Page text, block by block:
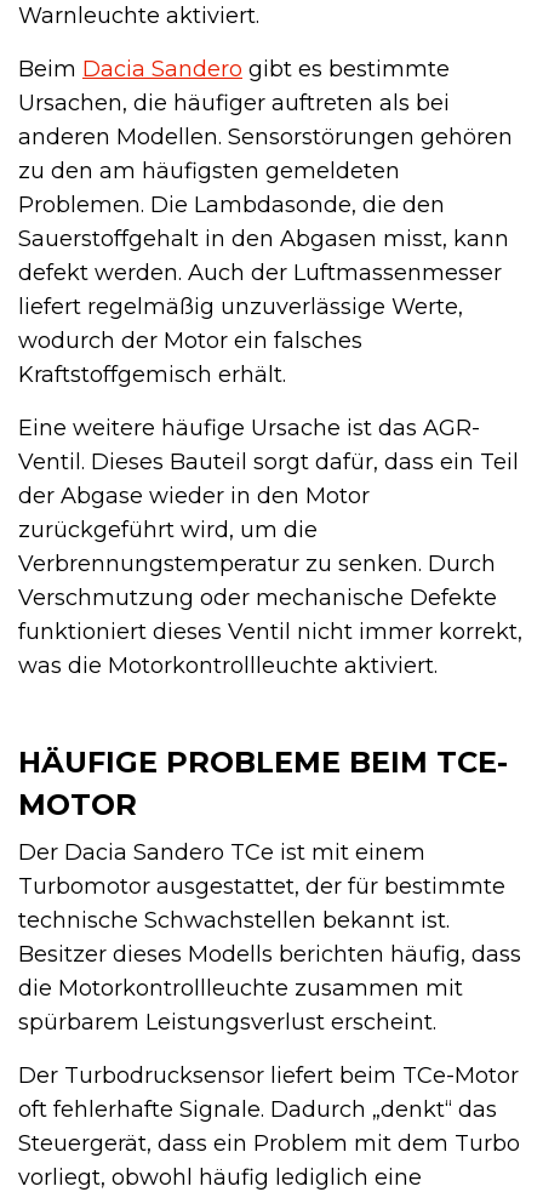
Warnleuchte aktiviert.
Beim Dacia Sandero gibt es bestimmte
Ursachen, die häufiger auftreten als bei
anderen Modellen. Sensorstörungen gehören
zu den am häufigsten gemeldeten
Problemen. Die Lambdasonde, die den
Sauerstoffgehalt in den Abgasen misst, kann
defekt werden. Auch der Luftmassenmesser
liefert regelmäßig unzuverlässige Werte,
wodurch der Motor ein falsches
Kraftstoffgemisch erhält.
Eine weitere häufige Ursache ist das AGR-
Ventil. Dieses Bauteil sorgt dafür, dass ein Teil
der Abgase wieder in den Motor
zurückgeführt wird, um die
Verbrennungstemperatur zu senken. Durch
Verschmutzung oder mechanische Defekte
funktioniert dieses Ventil nicht immer korrekt,
was die Motorkontrollleuchte aktiviert.
HÄUFIGE PROBLEME BEIM TCE-
MOTOR
Der Dacia Sandero TCe ist mit einem
Turbomotor ausgestattet, der für bestimmte
technische Schwachstellen bekannt ist.
Besitzer dieses Modells berichten häufig, dass
die Motorkontrollleuchte zusammen mit
spürbarem Leistungsverlust erscheint.
Der Turbodrucksensor liefert beim TCe-Motor
oft fehlerhafte Signale. Dadurch „denkt“ das
Steuergerät, dass ein Problem mit dem Turbo
vorliegt, obwohl häufig lediglich eine